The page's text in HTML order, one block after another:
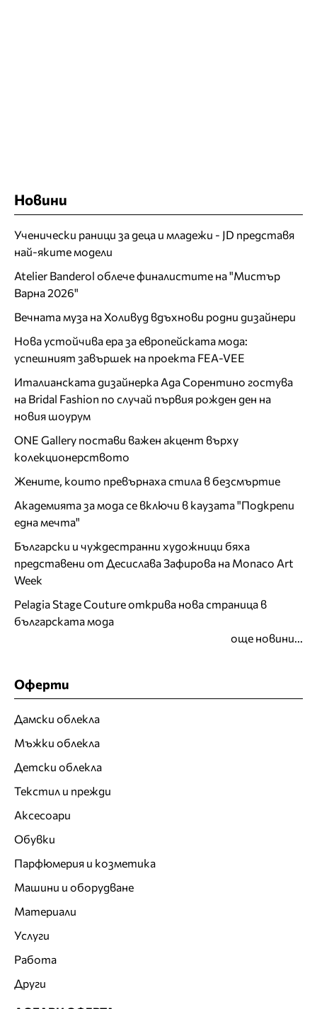
Новини
Ученически раници за деца и младежи - JD представя
най-яките модели
Atelier Banderol облече финалистите на "Мистър
Варна 2026"
Вечната муза на Холивуд вдъхнови родни дизайнери
Нова устойчива ера за европейската мода:
успешният завършек на проекта FEA-VEE
Италианската дизайнерка Ада Сорентино гостува
на Bridal Fashion по случай първия рожден ден на
новия шоурум
ONE Gallery постави важен акцент върху
колекционерството
Жените, които превърнаха стила в безсмъртие
Академията за мода се включи в каузата "Подкрепи
една мечта"
Български и чуждестранни художници бяха
представени от Десислава Зафирова на Monaco Art
Week
Pelagia Stage Couture открива нова страница в
българската мода
още новини...
Оферти
Дамски облекла
Мъжки облекла
Детски облекла
Текстил и прежди
Аксесоари
Обувки
Парфюмерия и козметика
Машини и оборудване
Материали
Услуги
Работа
Други